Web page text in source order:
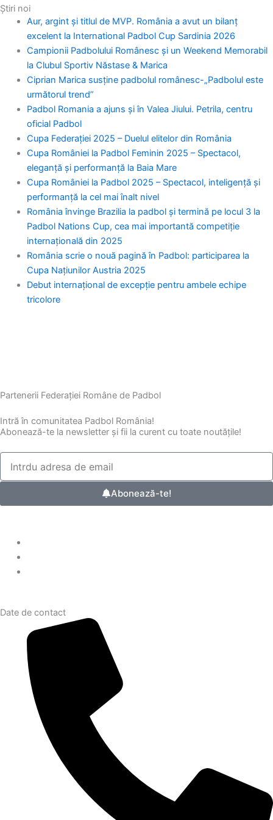
a
c
e
b
o
o
k
n
s
t
a
g
r
a
m
-
t
w
i
t
t
e
r
o
u
t
u
b
e
i
n
k
e
d
i
n
h
a
t
s
a
p
p
Știri noi
Aur, argint și titlul de MVP. România a avut un bilanț
excelent la International Padbol Cup Sardinia 2026
Campionii Padbolului Românesc și un Weekend Memorabil
la Clubul Sportiv Năstase & Marica
Ciprian Marica susține padbolul românesc-„Padbolul este
următorul trend”
Padbol Romania a ajuns și în Valea Jiului. Petrila, centru
oficial Padbol
Cupa Federației 2025 – Duelul elitelor din România
Cupa României la Padbol Feminin 2025 – Spectacol,
eleganță și performanță la Baia Mare
Cupa României la Padbol 2025 – Spectacol, inteligență și
performanță la cel mai înalt nivel
România învinge Brazilia la padbol și termină pe locul 3 la
Padbol Nations Cup, cea mai importantă competiție
internațională din 2025
România scrie o nouă pagină în Padbol: participarea la
Cupa Națiunilor Austria 2025
Debut internațional de excepție pentru ambele echipe
tricolore
Partenerii Federației Române de Padbol
Intră în comunitatea Padbol România!
Abonează-te la newsletter și fii la curent cu toate noutățile!
Abonează-te!
Date de contact